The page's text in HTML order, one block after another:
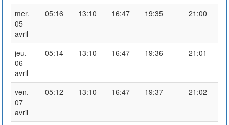
mer.
05
avril
05:16 13:10 16:47 19:35 21:00
jeu.
06
avril
05:14 13:10 16:47 19:36 21:01
ven.
07
avril
05:12 13:10 16:47 19:37 21:02